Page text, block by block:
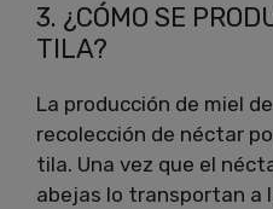
3. ¿CÓMO SE
TILA?
La producción de miel
recolección de néctar
tila. Una vez que el
abejas lo transportan a